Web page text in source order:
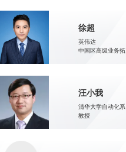
徐超
英伟达
中国区高级业务
汪小我
清华大学自动化系
教授